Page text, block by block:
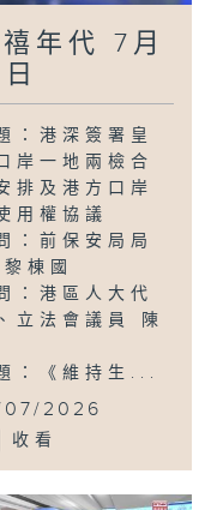
年代 7月
：港深簽署皇
岸一地兩檢合
排及港方口岸
用權協議
：前保安局局
棟國
：港區人大代
立法會議員 陳
：《維持生...
07/2026
收看